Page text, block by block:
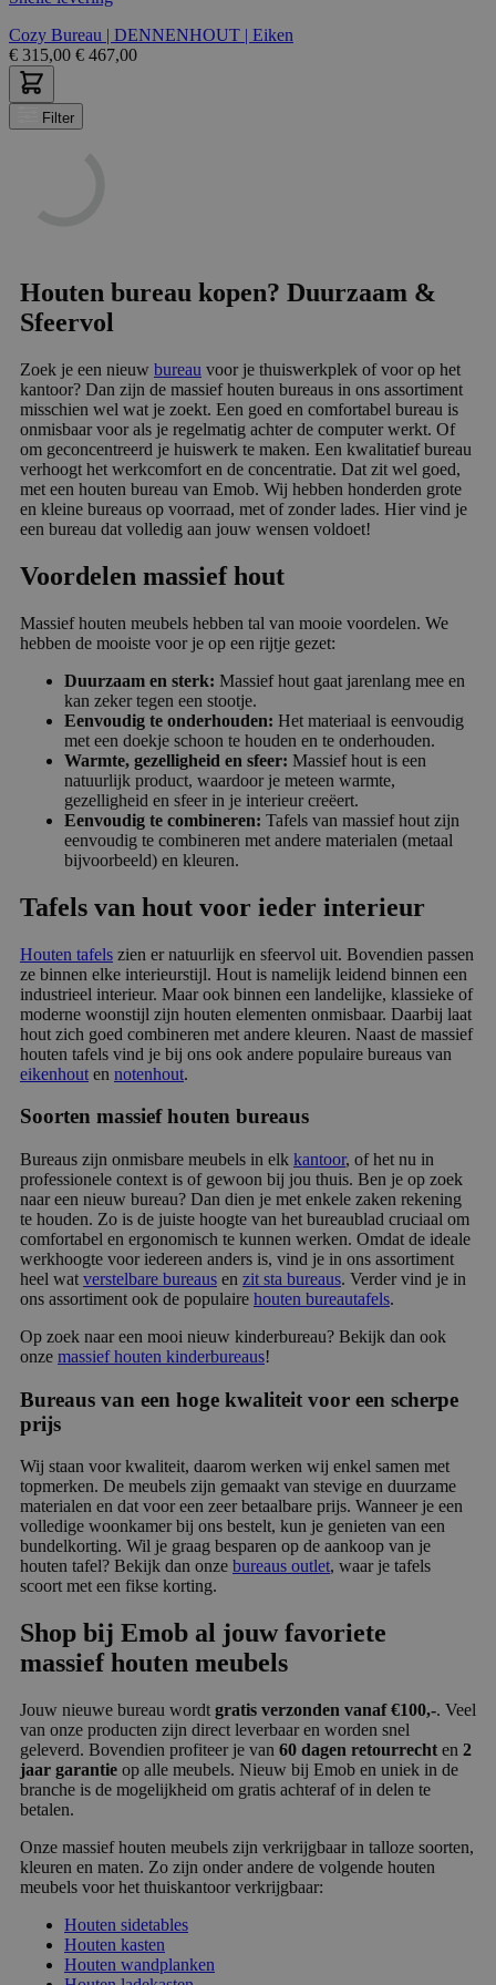
Cozy Bureau | DENNENHOUT | Eiken
€ 315,00 € 467,00
Filter
Houten bureau kopen? Duurzaam &
Sfeervol
Zoek je een nieuw bureau voor je thuiswerkplek of voor op het
kantoor? Dan zijn de massief houten bureaus in ons assortiment
misschien wel wat je zoekt. Een goed en comfortabel bureau is
onmisbaar voor als je regelmatig achter de computer werkt. Of
om geconcentreerd je huiswerk te maken. Een kwalitatief bureau
verhoogt het werkcomfort en de concentratie. Dat zit wel goed,
met een houten bureau van Emob. Wij hebben honderden grote
en kleine bureaus op voorraad, met of zonder lades. Hier vind je
een bureau dat volledig aan jouw wensen voldoet!
Voordelen massief hout
Massief houten meubels hebben tal van mooie voordelen. We
hebben de mooiste voor je op een rijtje gezet:
Duurzaam en sterk: Massief hout gaat jarenlang mee en
kan zeker tegen een stootje.
Eenvoudig te onderhouden: Het materiaal is eenvoudig
met een doekje schoon te houden en te onderhouden.
Warmte, gezelligheid en sfeer: Massief hout is een
natuurlijk product, waardoor je meteen warmte,
gezelligheid en sfeer in je interieur creëert.
Eenvoudig te combineren: Tafels van massief hout zijn
eenvoudig te combineren met andere materialen (metaal
bijvoorbeeld) en kleuren.
Tafels van hout voor ieder interieur
Houten tafels zien er natuurlijk en sfeervol uit. Bovendien passen
ze binnen elke interieurstijl. Hout is namelijk leidend binnen een
industrieel interieur. Maar ook binnen een landelijke, klassieke of
moderne woonstijl zijn houten elementen onmisbaar. Daarbij laat
hout zich goed combineren met andere kleuren. Naast de massief
houten tafels vind je bij ons ook andere populaire bureaus van
eikenhout en notenhout.
Soorten massief houten bureaus
Bureaus zijn onmisbare meubels in elk kantoor, of het nu in
professionele context is of gewoon bij jou thuis. Ben je op zoek
naar een nieuw bureau? Dan dien je met enkele zaken rekening
te houden. Zo is de juiste hoogte van het bureaublad cruciaal om
comfortabel en ergonomisch te kunnen werken. Omdat de ideale
werkhoogte voor iedereen anders is, vind je in ons assortiment
heel wat verstelbare bureaus en zit sta bureaus. Verder vind je in
ons assortiment ook de populaire houten bureautafels.
Op zoek naar een mooi nieuw kinderbureau? Bekijk dan ook
onze massief houten kinderbureaus!
Bureaus van een hoge kwaliteit voor een scherpe
prijs
Wij staan voor kwaliteit, daarom werken wij enkel samen met
topmerken. De meubels zijn gemaakt van stevige en duurzame
materialen en dat voor een zeer betaalbare prijs. Wanneer je een
volledige woonkamer bij ons bestelt, kun je genieten van een
bundelkorting. Wil je graag besparen op de aankoop van je
houten tafel? Bekijk dan onze bureaus outlet, waar je tafels
scoort met een fikse korting.
Shop bij Emob al jouw favoriete
massief houten meubels
Jouw nieuwe bureau wordt gratis verzonden vanaf €100,-. Veel
van onze producten zijn direct leverbaar en worden snel
geleverd. Bovendien profiteer je van 60 dagen retourrecht en 2
jaar garantie op alle meubels. Nieuw bij Emob en uniek in de
branche is de mogelijkheid om gratis achteraf of in delen te
betalen.
Onze massief houten meubels zijn verkrijgbaar in talloze soorten,
kleuren en maten. Zo zijn onder andere de volgende houten
meubels voor het thuiskantoor verkrijgbaar:
Houten sidetables
Houten kasten
Houten wandplanken